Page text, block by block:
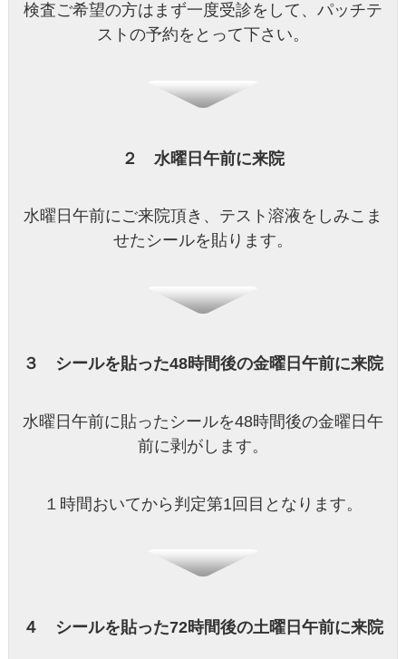
検査ご希望の方はまず一度受診をして、パッチテ
ストの予約をとって下さい。
２ 水曜日午前に来院
水曜日午前にご来院頂き、テスト溶液をしみこま
せたシールを貼ります。
３ シールを貼った48時間後の金曜日午前に来院
水曜日午前に貼ったシールを48時間後の金曜日午
前に剥がします。
１時間おいてから判定第1回目となります。
４ シールを貼った72時間後の土曜日午前に来院